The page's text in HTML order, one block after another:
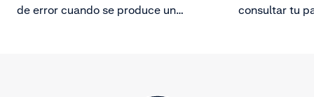
de error cuando se produce un
consultar tu